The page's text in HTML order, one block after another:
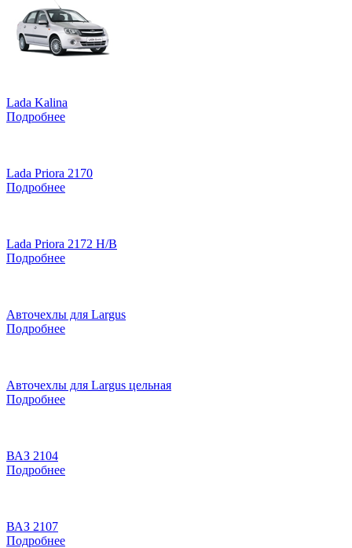
Lada Kalina
Подробнее
Lada Priora 2170
Подробнее
Lada Priora 2172 H/B
Подробнее
Авточехлы для Largus
Подробнее
Авточехлы для Largus цельная
Подробнее
ВАЗ 2104
Подробнее
ВАЗ 2107
Подробнее